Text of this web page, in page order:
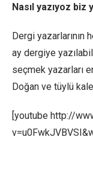
Nasıl yazıyoz biz
Dergi yazarlarının
ay dergiye
seçmek yazarları
Doğan ve tüylü
[youtube http://